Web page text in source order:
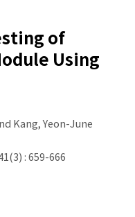
of
Using
Kang, Yeon-June
: 659-666